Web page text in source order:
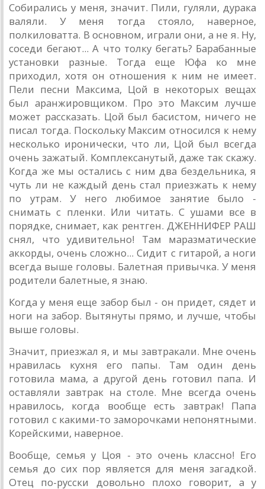
Собирались у меня, значит. Пили, гуляли, дурака
валяли. У меня тогда стояло, наверное,
полкиловатта. В основном, играли они, а не я. Ну,
соседи бегают... А что толку бегать? Барабанные
установки разные. Тогда еще Юфа ко мне
приходил, хотя он отношения к ним не имеет.
Пели песни Максима, Цой в некоторых вещах
был аранжировщиком. Про это Максим лучше
может рассказать. Цой был басистом, ничего не
писал тогда. Поскольку Максим относился к нему
несколько иронически, что ли, Цой был всегда
очень зажатый. Комплексанутый, даже так скажу.
Когда же мы остались с ним два бездельника, я
чуть ли не каждый день стал приезжать к нему
по утрам. У него любимое занятие было -
снимать с пленки. Или читать. С ушами все в
порядке, снимает, как рентген. ДЖЕННИФЕР РАШ
снял, что удивительно! Там маразматические
аккорды, очень сложно... Сидит с гитарой, а ноги
всегда выше головы. Балетная привычка. У меня
родители балетные, я знаю.
Когда у меня еще забор был - он придет, сядет и
ноги на забор. Вытянуты прямо, и лучше, чтобы
выше головы.
Значит, приезжал я, и мы завтракали. Мне очень
нравилась кухня его папы. Там один день
готовила мама, а другой день готовил папа. И
оставляли завтрак на столе. Мне всегда очень
нравилось, когда вообще есть завтрак! Папа
готовил с какими-то заморочками непонятными.
Корейскими, наверное.
Вообще, семья у Цоя - это очень классно! Его
семья до сих пор является для меня загадкой.
Отец по-русски довольно плохо говорит, а у